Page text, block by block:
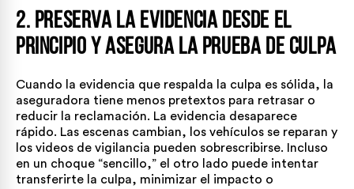
2. Preserva la Evidencia desde el
Principio y Asegura la Prueba de Culpa
Cuando la evidencia que respalda la culpa es sólida, la
aseguradora tiene menos pretextos para retrasar o
reducir la reclamación. La evidencia desaparece
rápido. Las escenas cambian, los vehículos se reparan y
los videos de vigilancia pueden sobrescribirse. Incluso
en un choque “sencillo,” el otro lado puede intentar
transferirte la culpa, minimizar el impacto o